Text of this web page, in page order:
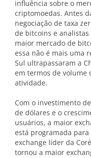
influência sobre o
criptomoedas. Antes
negociação de taxa
de bitcoins e
maior mercado de
essa não é mais uma
Sul ultrapassaram a
em termos de volume
atividade.
Com o investimento
de dólares e o
usuários, a maior
está programada para
exchange líder da
tornou a maior